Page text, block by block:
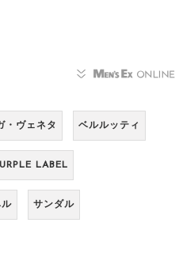
・ヴェネタ ベルルッティ
LABEL
ル サンダル